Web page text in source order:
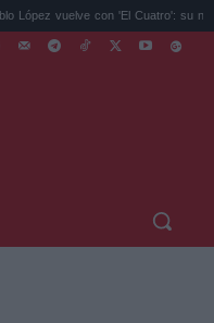
con 'El Cuatro': su nuevo disco...